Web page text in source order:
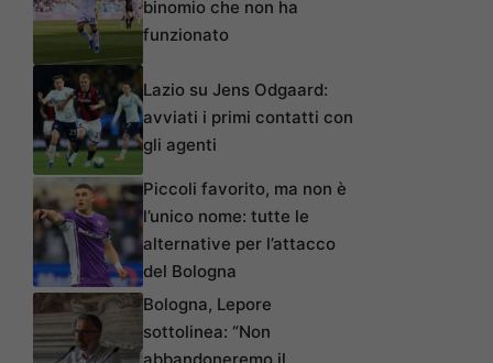
binomio che non ha
funzionato
Lazio su Jens Odgaard:
avviati i primi contatti con
gli agenti
Piccoli favorito, ma non è
l’unico nome: tutte le
alternative per l’attacco
del Bologna
Bologna, Lepore
sottolinea: “Non